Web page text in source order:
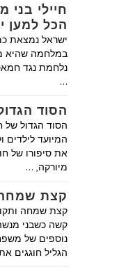
חיילי בני
הכל למען
במלחמה שהיא
נלחמת נגד
…
הסוד
הסוד הגדול של
המיועד
את סיפורו של
מיורקה, …
קצת
קצת שמחה
קשה כשבני
נוספים של
הגליל חוגגים